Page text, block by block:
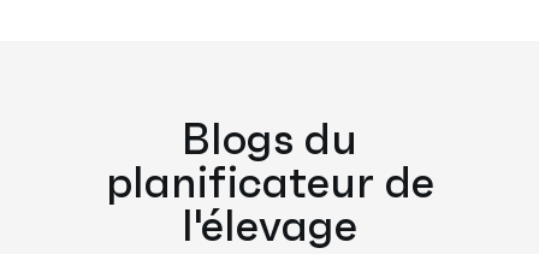
Blogs du
planificateur de
l'élevage